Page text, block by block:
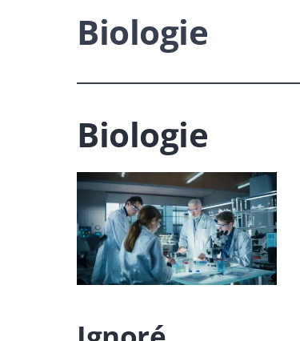
Biologie
Biologie